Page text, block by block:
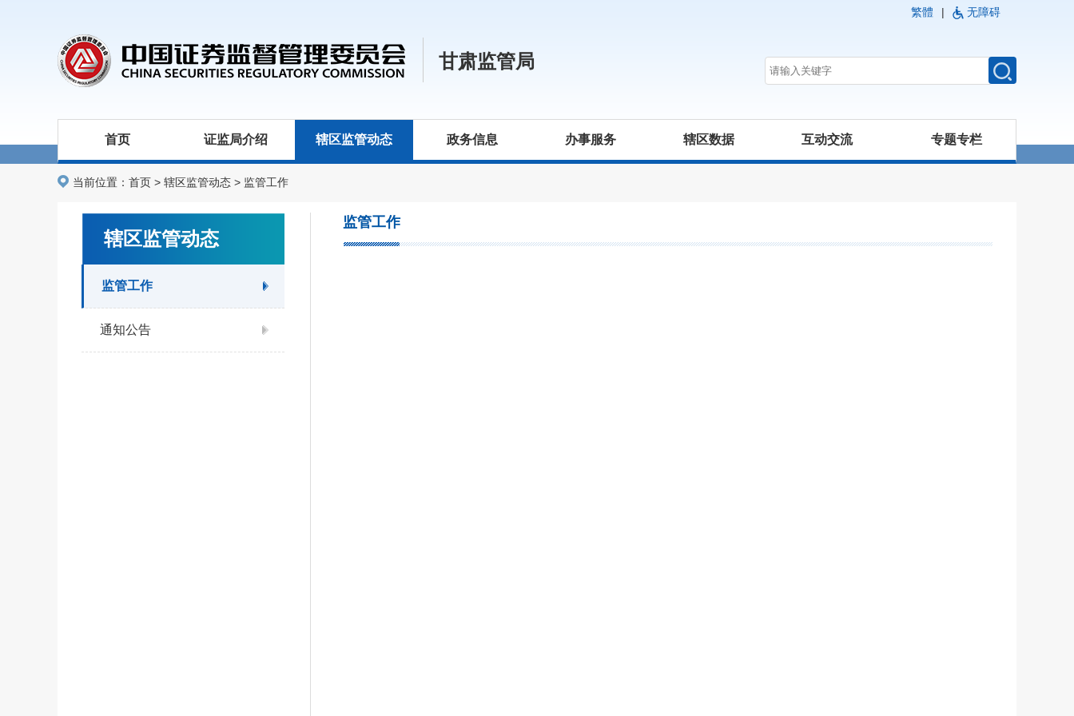
繁體 | 无障碍
甘肃监管局
首页 证监局介绍 辖区监管动态 政务信息 办事服务 辖区数据 互动交流 专题专栏
当前位置： 首页 > 辖区监管动态 > 监管工作
辖区监管动态
监管工作
通知公告
监管工作